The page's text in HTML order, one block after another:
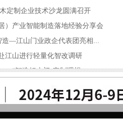
定制企业技术沙龙圆满召开
产业智能制造落地经验分享会
—江山门业政企代表团亮相...
江山进行轻量化智改调研
智造好木门·定制理想...
业（家居）企业提供门、...